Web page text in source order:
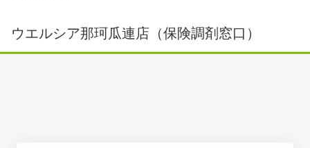
ウエルシア那珂瓜連店（保険調剤窓口）